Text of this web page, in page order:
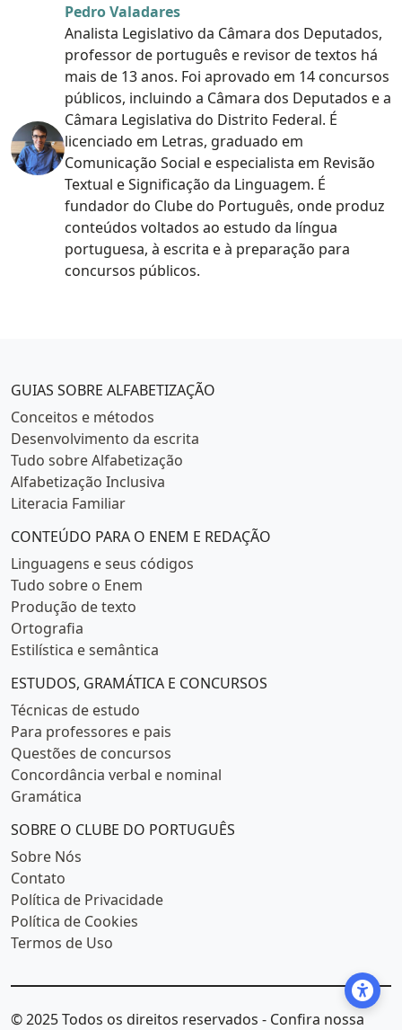
Pedro Valadares
Analista Legislativo da Câmara dos Deputados,
professor de português e revisor de textos há
mais de 13 anos. Foi aprovado em 14 concursos
públicos, incluindo a Câmara dos Deputados e a
Câmara Legislativa do Distrito Federal. É
licenciado em Letras, graduado em
Comunicação Social e especialista em Revisão
Textual e Significação da Linguagem. É
fundador do Clube do Português, onde produz
conteúdos voltados ao estudo da língua
portuguesa, à escrita e à preparação para
concursos públicos.
Categorias populares
GUIAS SOBRE ALFABETIZAÇÃO
Conceitos e métodos
Desenvolvimento da escrita
Tudo sobre Alfabetização
Alfabetização Inclusiva
Literacia Familiar
CONTEÚDO PARA O ENEM E REDAÇÃO
Linguagens e seus códigos
Tudo sobre o Enem
Produção de texto
Ortografia
Estilística e semântica
ESTUDOS, GRAMÁTICA E CONCURSOS
Técnicas de estudo
Para professores e pais
Questões de concursos
Concordância verbal e nominal
Gramática
SOBRE O CLUBE DO PORTUGUÊS
Sobre Nós
Contato
Política de Privacidade
Política de Cookies
Termos de Uso
© 2025 Todos os direitos reservados - Confira nossa